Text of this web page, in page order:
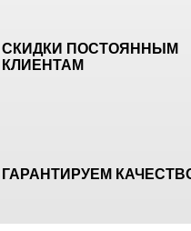
СКИДКИ ПОСТОЯННЫМ
КЛИЕНТАМ
ГАРАНТИРУЕМ